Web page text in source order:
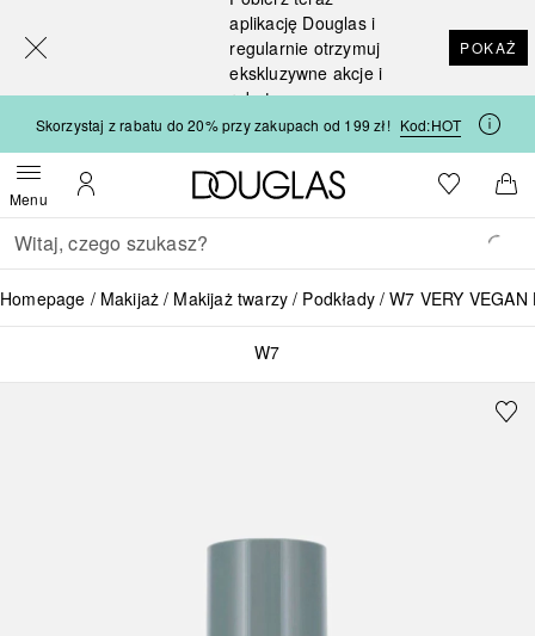
aplikację Douglas i
regularnie otrzymuj
ekskluzywne akcje i
rabaty
POKAŻ
Skorzystaj z rabatu do 20% przy zakupach od 199 zł! Kod:HOT
MenuOtwórz menuMoje konto
Strona główna Douglas
Do listyDo
Wracać
Wykonaj wyszukiwanie
Homepage Makijaż Makijaż twarzy Podkłady W7 VERY
W7
[navigation.slideout.screenreader]